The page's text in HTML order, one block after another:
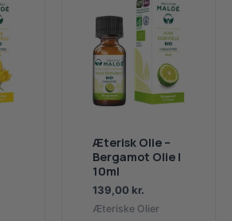
Æterisk Olie –
Bergamot Olie |
10ml
139,00 kr.
Æteriske Olier